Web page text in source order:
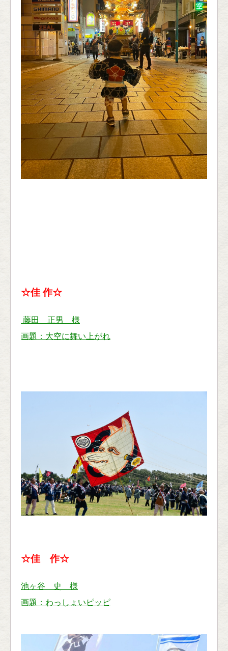
☆佳 作☆
藤田 正男 様
画題：大空に舞い上がれ
☆佳 作☆
池ヶ谷 史 様
画題：わっしょいピッピ